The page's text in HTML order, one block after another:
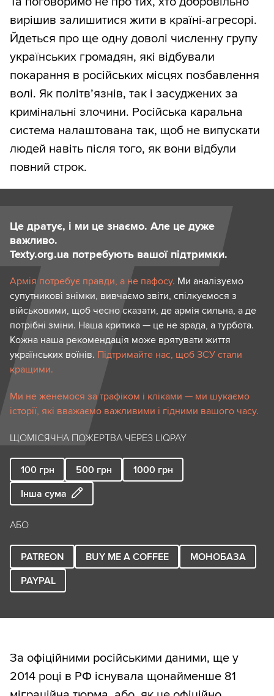
вирішив залишитися жити в країні-агресорі.
Йдеться про ще одну доволі численну групу
українських громадян, які відбували
покарання в російських місцях позбавлення
волі. Як політв’язнів, так і засуджених за
кримінальні злочини. Російська каральна
система налаштована так, щоб не випускати
людей навіть після того, як вони відбули
повний строк.
Це дратує, і ми це знаємо. Але це дуже
важливо.
Texty.org.ua потребують вашої підтримки.
Армія потребує правди, а не пафосу. Ми аналізуємо
супутникові знімки, вивчаємо звіти, спілкуємося з
військовими, щоб чесно сказати, де армія сильна, а де
потрібні зміни. Наша критика — це не зрада, а турбота.
Кожна наша рекомендація може врятувати життя
українських воїнів. Підтримайте нас, щоб ЗСУ стали
кращими.
Ми не женемося за трафіком і кліками — ми шукаємо
історії, які вважаємо важливими і гідними вашого часу.
ЩОМІСЯЧНА ПОЖЕРТВА ЧЕРЕЗ LIQPAY
100 грн 500 грн 1000 грн
Інша сума
АБО
PATREON BUY ME A COFFEE
МОНОБАЗА
PAYPAL
За офіційними російськими даними, ще у
2014 році в РФ існувала щонайменше 81